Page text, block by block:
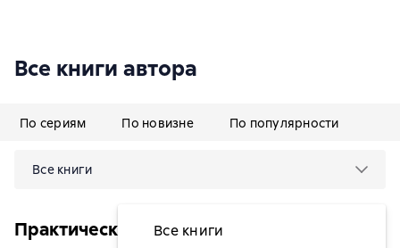
Все книги автора
По сериям По новизне По популярности
Все книги
Все книги
Практический курс с ключами (м)